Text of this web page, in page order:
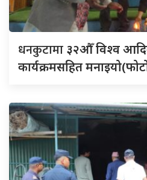
धनकुटामा ३२औँ विश्व
कार्यक्रमसहित